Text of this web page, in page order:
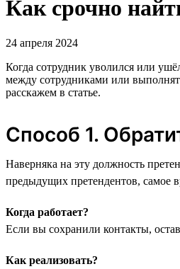
Как срочно
24 апреля 2024
Когда сотрудник уволился или
между сотрудниками или
расскажем в статье.
Способ 1.
Наверняка на эту должность
предыдущих претендентов, самое
Когда работает?
Если вы сохранили контакты,
Как реализовать?